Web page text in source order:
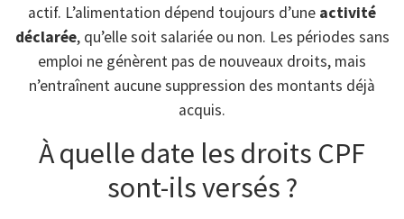
actif. L’alimentation dépend toujours d’une activité
déclarée, qu’elle soit salariée ou non. Les périodes sans
emploi ne génèrent pas de nouveaux droits, mais
n’entraînent aucune suppression des montants déjà
acquis.
À quelle date les droits CPF
sont-ils versés ?